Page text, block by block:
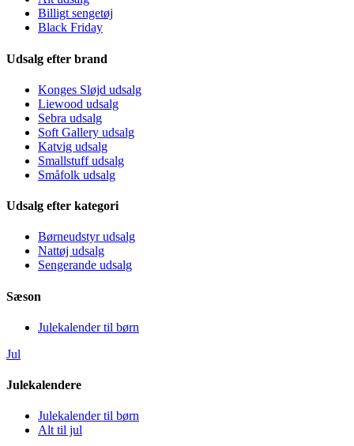
Billigt sengetøj
Black Friday
Udsalg efter brand
Konges Sløjd udsalg
Liewood udsalg
Sebra udsalg
Soft Gallery udsalg
Katvig udsalg
Smallstuff udsalg
Småfolk udsalg
Udsalg efter kategori
Børneudstyr udsalg
Nattøj udsalg
Sengerande udsalg
Sæson
Julekalender til børn
Jul
Julekalendere
Julekalender til børn
Alt til jul